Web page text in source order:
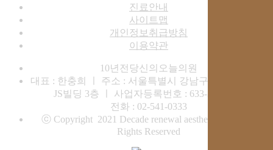
진료안내
사이트맵
개인정보취급방침
이용약관
10년전당신의오늘의원
대표 : 한충희 ㅣ 주소 : 서울특별시 강남구 도산대로 452
JS빌딩 3층 ㅣ 사업자등록번호 : 633-35-00909
전화 : 02-541-0333
ⓒ Copyright 2021 Decade renewal aesthetic clinic. All
Rights Reserved